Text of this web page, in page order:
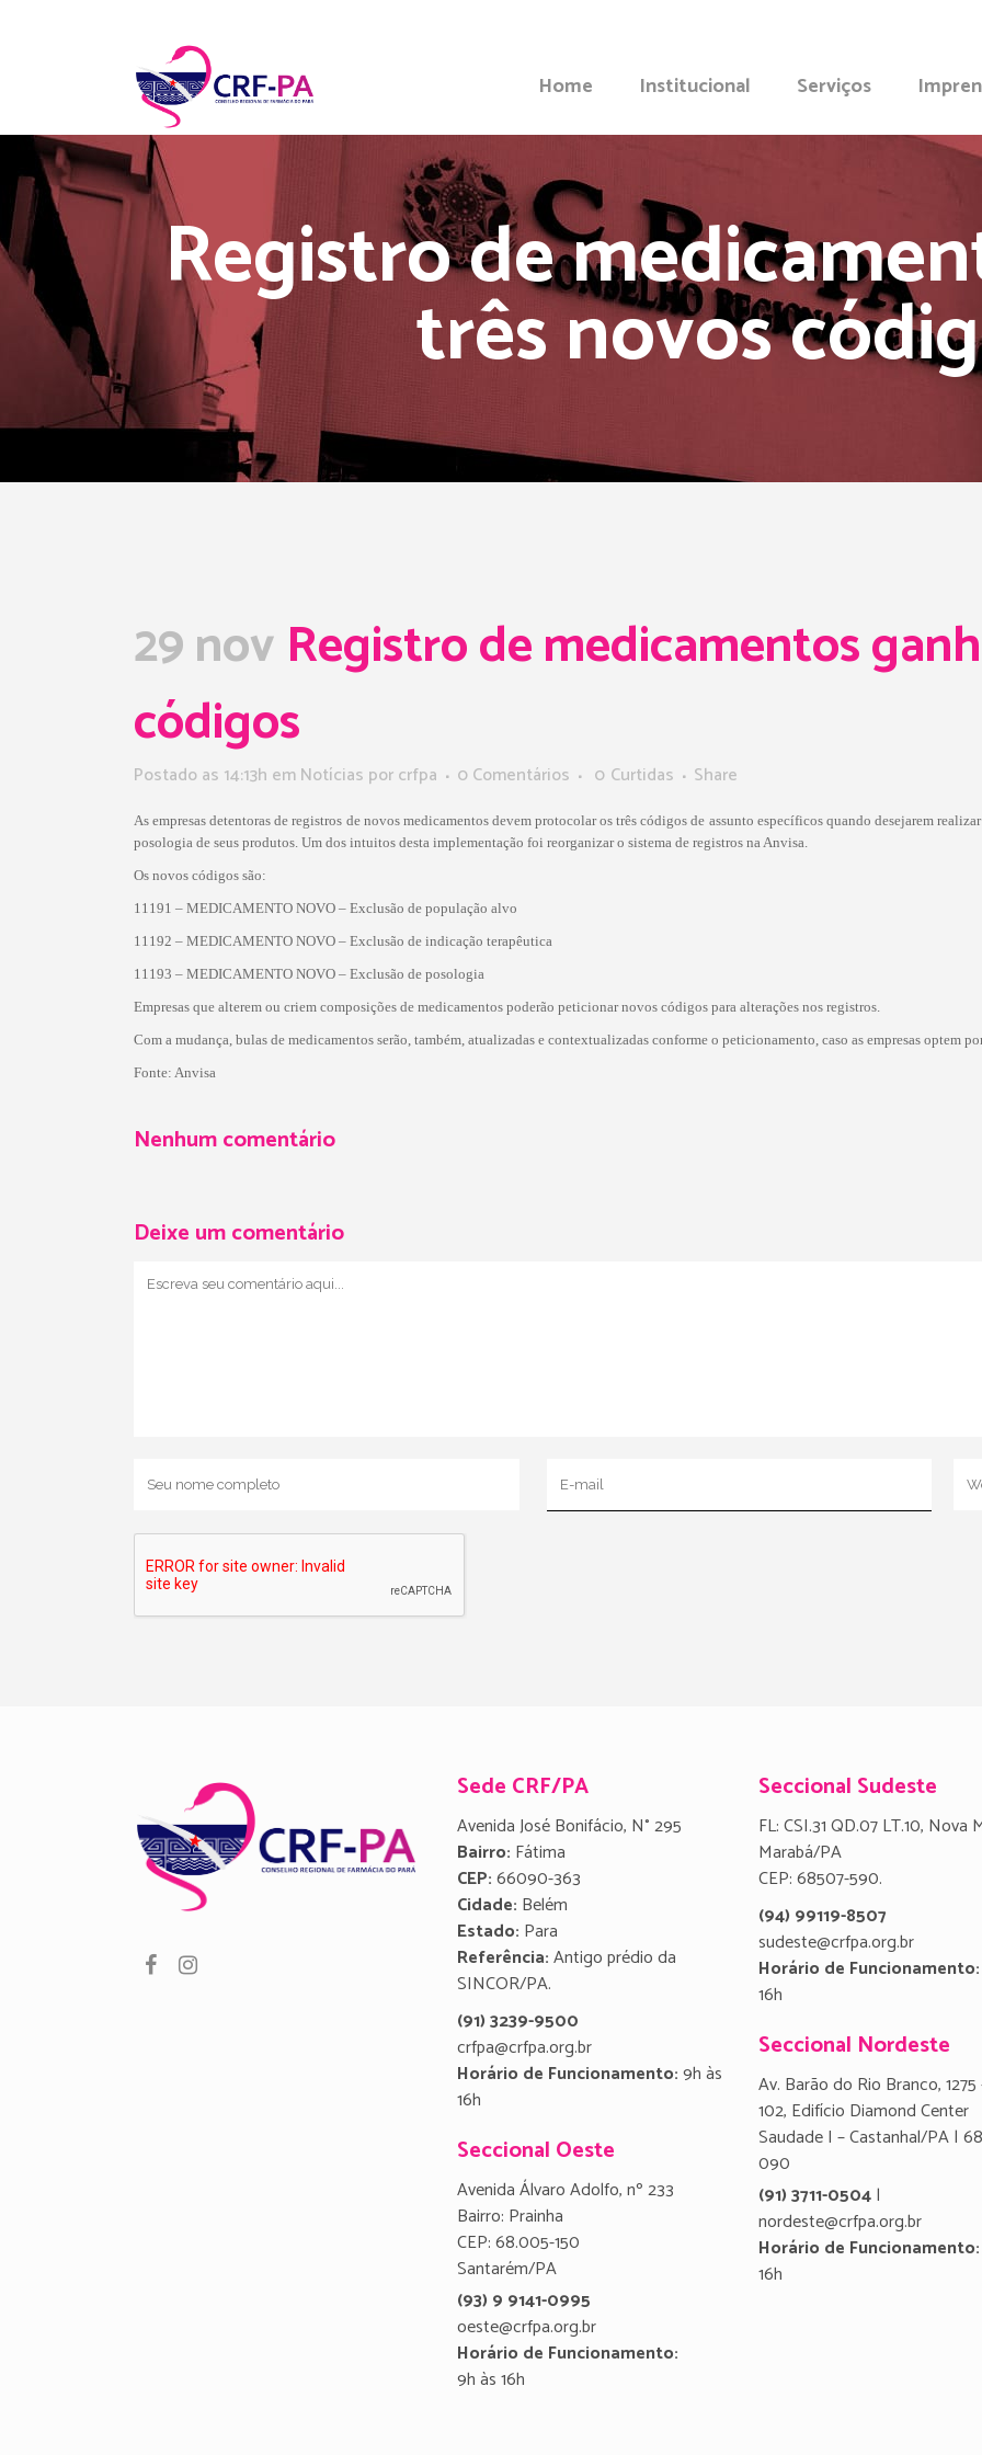
Home Institucional Serviços
Registro de
três novos
29 nov Registro de medicamentos
códigos
Postado as 14:13h emNotícias porcrfpa 0 Comentários 0 Curtidas Share
As empresas detentoras de registros de novos medicamentos devem protocolar os três códigos de assunto específicos quando desejarem
posologia de seus produtos. Um dos intuitos desta implementação foi reorganizar o sistema de registros na Anvisa.
Os novos códigos são:
11191 – MEDICAMENTO NOVO – Exclusão de população alvo
11192 – MEDICAMENTO NOVO – Exclusão de indicação terapêutica
11193 – MEDICAMENTO NOVO – Exclusão de posologia
Empresas que alterem ou criem composições de medicamentos poderão peticionar novos códigos para alterações nos registros.
Com a mudança, bulas de medicamentos serão, também, atualizadas e contextualizadas conforme o peticionamento, caso as empresas optem
Fonte: Anvisa
Nenhum comentário
Deixe um comentário
Sede CRF/PA
Avenida José Bonifácio, N° 295
Bairro: Fátima
CEP:66090-363
Cidade: Belém
Estado: Para
Referência:Antigo prédio da
SINCOR/PA.
(91) 3239-9500
crfpa@crfpa.org.br
Horário de Funcionamento:9h às
16h
Seccional Oeste
Avenida Álvaro Adolfo, nº 233
Bairro: Prainha
CEP: 68.005-150
Santarém/PA
(93) 9 9141-0995
oeste@crfpa.org.br
Horário de Funcionamento:
9h às 16h
Seccional Sudeste
FL: CSI.31 QD.07 LT.10, Nova
Marabá/PA
CEP: 68507-590.
(94) 99119-8507
sudeste@crfpa.org.br
Horário de Funcionamento:
16h
Seccional Nordeste
Av. Barão do Rio Branco, 1275
102, Edifício Diamond Center
Saudade I – Castanhal/PA |
090
(91) 3711-0504|
nordeste@crfpa.org.br
Horário de Funcionamento:
16h